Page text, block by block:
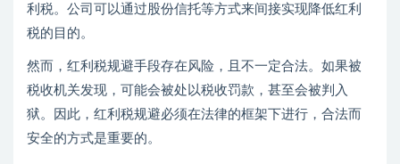
利税。公司可以通过股份信托等方式来间接实现降低红利
税的目的。
然而，红利税规避手段存在风险，且不一定合法。如果被
税收机关发现，可能会被处以税收罚款，甚至会被判入
狱。因此，红利税规避必须在法律的框架下进行，合法而
安全的方式是重要的。